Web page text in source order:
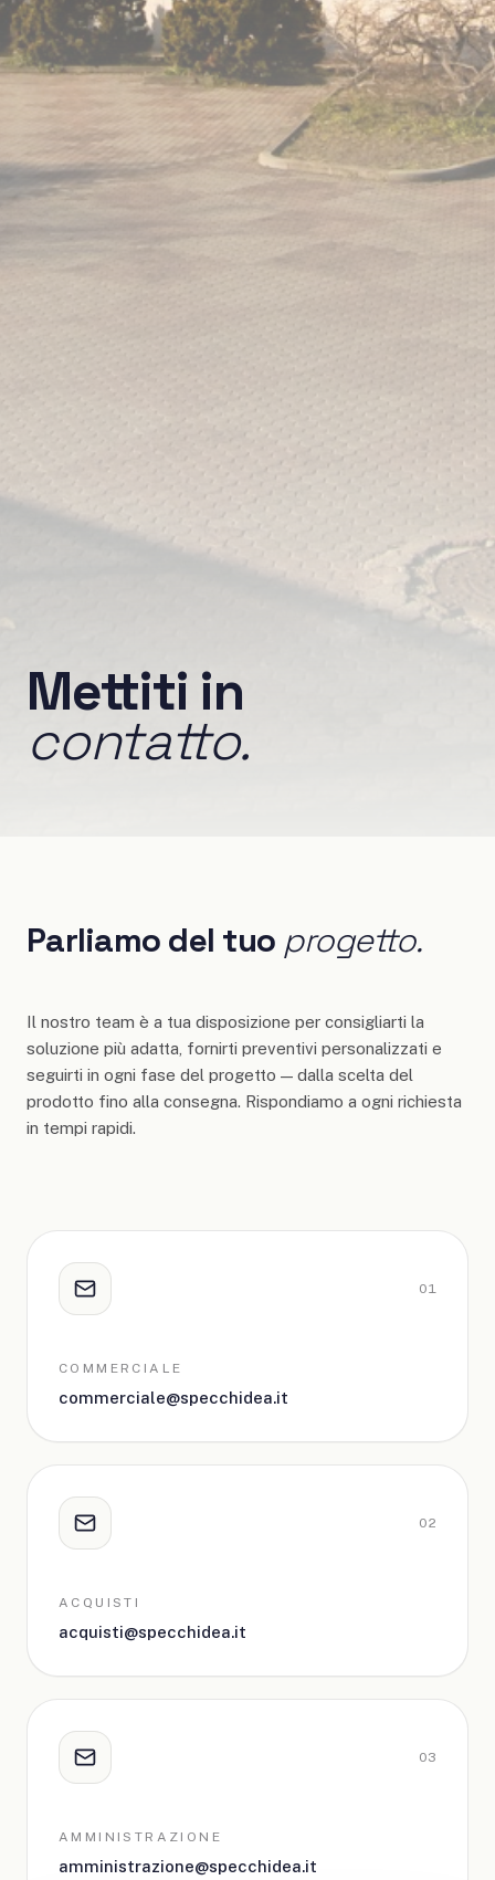
Mettiti in
contatto.
Parliamo del tuo progetto.
Il nostro team è a tua disposizione per consigliarti la
soluzione più adatta, fornirti preventivi personalizzati e
seguirti in ogni fase del progetto — dalla scelta del
prodotto fino alla consegna. Rispondiamo a ogni richiesta
in tempi rapidi.
01
COMMERCIALE
commerciale@specchidea.it
02
ACQUISTI
acquisti@specchidea.it
03
AMMINISTRAZIONE
amministrazione@specchidea.it